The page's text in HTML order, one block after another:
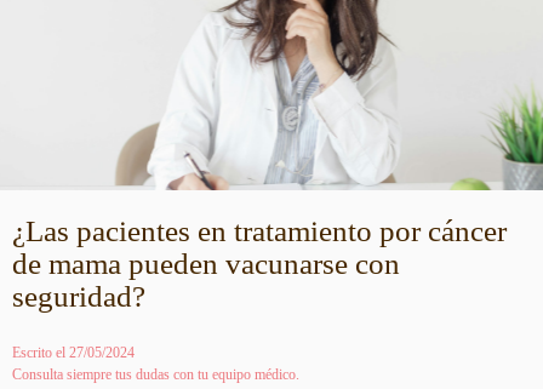
¿Las pacientes en tratamiento por cáncer
de mama pueden vacunarse con
seguridad?
Escrito el 27/05/2024
Consulta siempre tus dudas con tu equipo médico.